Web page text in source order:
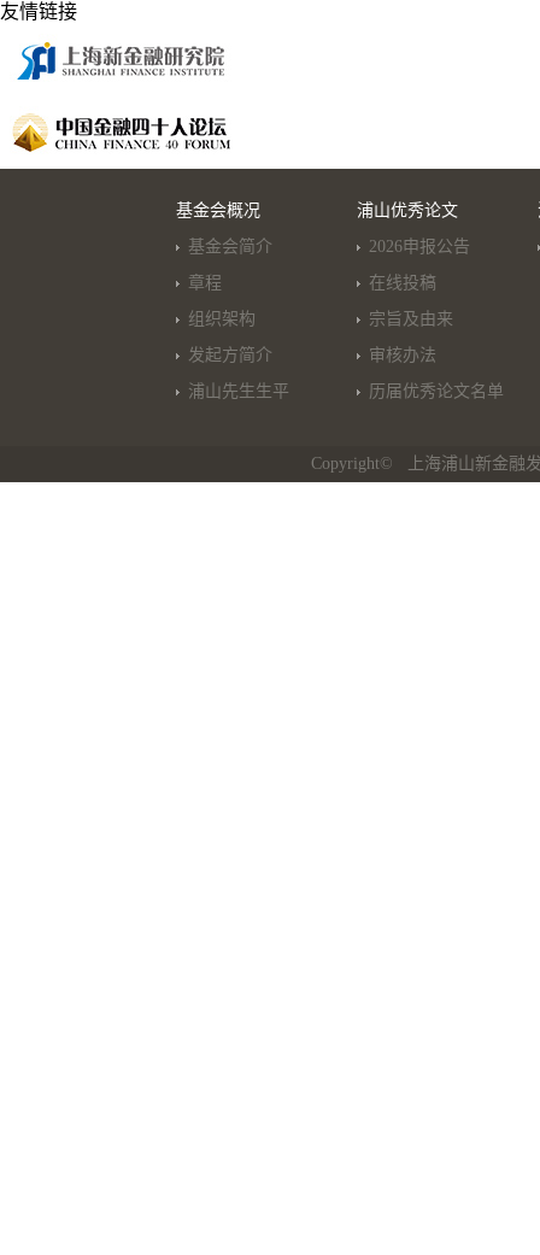
友情链接
基金会概况
基金会简介
章程
组织架构
发起方简介
浦山先生生平
浦山优秀论文
2026申报公告
在线投稿
宗旨及由来
审核办法
历届优秀论文名单
Copyright© 上海浦山新金融